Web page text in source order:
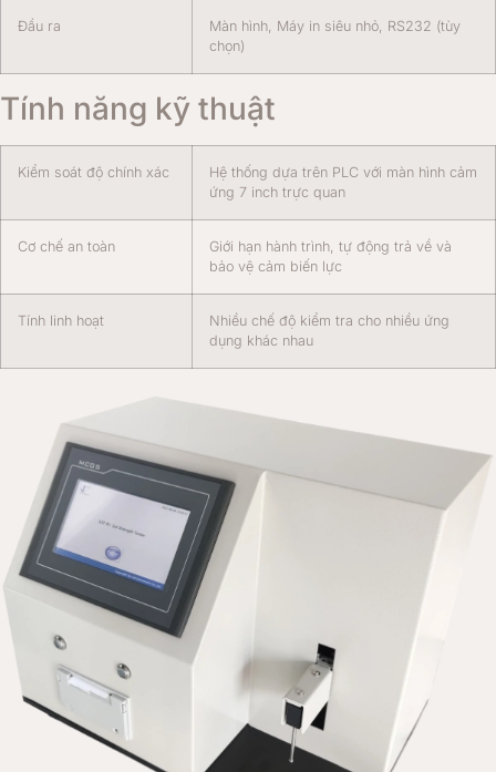
Đầu ra
Màn hình, Máy in siêu nhỏ, RS232 (tùy
chọn)
Tính năng kỹ thuật
Kiểm soát độ chính xác
Hệ thống dựa trên PLC với màn hình cảm
ứng 7 inch trực quan
Cơ chế an toàn
Giới hạn hành trình, tự động trả về và
bảo vệ cảm biến lực
Tính linh hoạt
Nhiều chế độ kiểm tra cho nhiều ứng
dụng khác nhau